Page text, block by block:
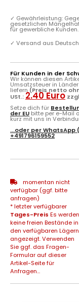
✓ Gewährleistung:
gesetzlichen
für gewerbliche Kunden.
✓ Versand aus
Für Kunden in der
Wir können diesen
Umsatzsteuer in
liefern (Preis netto
USt.: 2.40 Euro
Setze dich für
der EU bitte per e-Mail
kurz mit uns in
...oder perWhatsApp
+491796159552
momentan nicht
verfügbar (ggf. bitte
anfragen)
* letzter verfügbarer
Tages-Preis Es werden
keine freien Bestände in
den verfügbaren Lägern
angezeigt. Verwenden
Sie ggf. das Fragen-
Formular auf dieser
Artikel-Seite für
Anfragen...